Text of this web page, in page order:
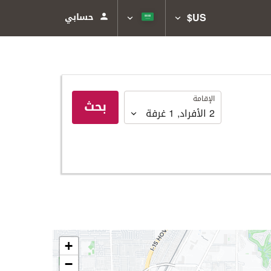
US$
حسابي
الإقامة
الإقامة
2 الأفراد,
1غرفة بحث
+
−